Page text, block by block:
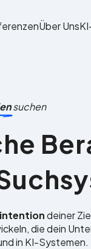
Über Uns
suchen
deiner
die dein
in KI-Systemen.